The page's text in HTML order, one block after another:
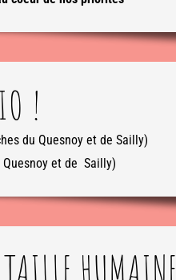
!
du Quesnoy et de Sailly)
Quesnoy et de Sailly)